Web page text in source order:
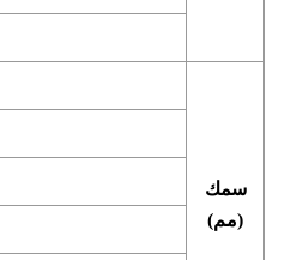
سمك
(مم)